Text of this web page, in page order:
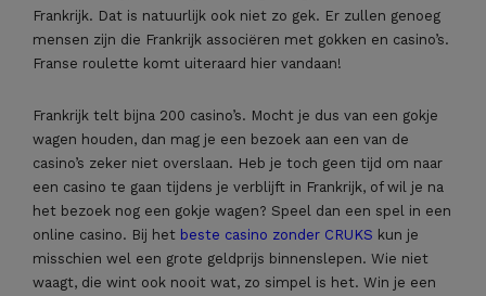
Frankrijk. Dat is natuurlijk ook niet zo gek. Er zullen genoeg
mensen zijn die Frankrijk associëren met gokken en casino’s.
Franse roulette komt uiteraard hier vandaan!
Frankrijk telt bijna 200 casino’s. Mocht je dus van een gokje
wagen houden, dan mag je een bezoek aan een van de
casino’s zeker niet overslaan. Heb je toch geen tijd om naar
een casino te gaan tijdens je verblijft in Frankrijk, of wil je na
het bezoek nog een gokje wagen? Speel dan een spel in een
online casino. Bij het beste casino zonder CRUKS kun je
misschien wel een grote geldprijs binnenslepen. Wie niet
waagt, die wint ook nooit wat, zo simpel is het. Win je een